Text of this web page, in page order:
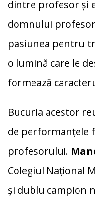
dintre profesor și
domnului profesor
pasiunea pentru
o lumină care le
formează
Bucuria acestor
de performanțele
profesorului.
Colegiul Național
și dublu campion